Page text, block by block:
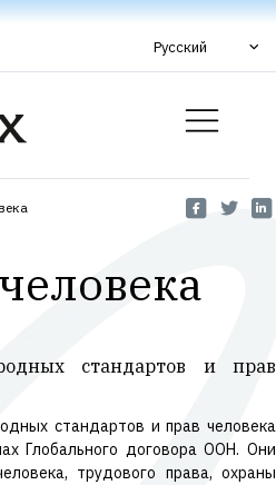
Русский
стандартов и прав
стандартов и прав человека
Глобального договора ООН. Они
трудового права, охраны